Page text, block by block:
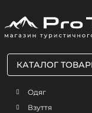
КАТАЛОГ
Одяг
Взуття